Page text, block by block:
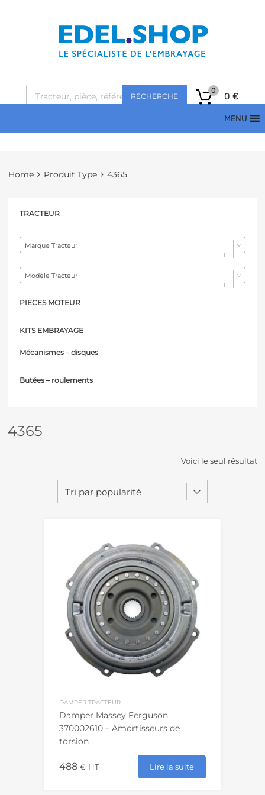
RECHERCHE 0 €
0
MENU
Home Produit Type 4365
4365
Voici le seul résultat
DAMPER TRACTEUR
Damper Massey Ferguson
370002610 – Amortisseurs de
torsion
488 € HT Lire la suite
TRACTEUR
Marque Tracteur
Modèle Tracteur
PIECES MOTEUR
KITS EMBRAYAGE
Mécanismes – disques
Butées – roulements